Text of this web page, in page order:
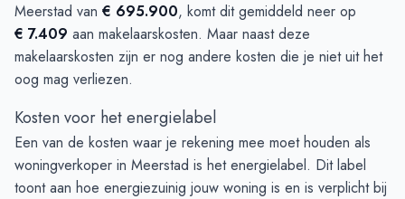
Meerstad van € 695.900, komt dit gemiddeld neer op
€ 7.409 aan makelaarskosten. Maar naast deze
makelaarskosten zijn er nog andere kosten die je niet uit het
oog mag verliezen.
Kosten voor het energielabel
Een van de kosten waar je rekening mee moet houden als
woningverkoper in Meerstad is het energielabel. Dit label
toont aan hoe energiezuinig jouw woning is en is verplicht bij